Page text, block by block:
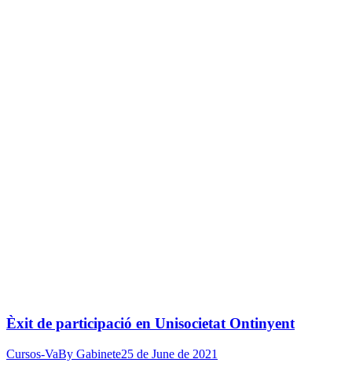
Èxit de participació en Unisocietat Ontinyent
Cursos-VaBy Gabinete25 de June de 2021